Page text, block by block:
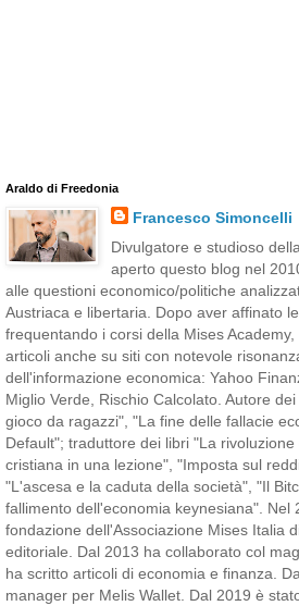
Araldo di Freedonia
Francesco Simoncelli
Divulgatore e studioso
aperto questo blog nel
alle questioni economico/politiche
Austriaca e libertaria. Dopo aver affinato
frequentando i corsi della Mises
articoli anche su siti con notevole
dell'informazione economica: Yahoo
Miglio Verde, Rischio Calcolato. Autore
gioco da ragazzi", "La fine delle fallacie
Default"; traduttore dei libri "La
cristiana in una lezione", "Imposta sul
"L'ascesa e la caduta della società", "Il
fallimento dell'economia keynesiana". Nel
fondazione dell'Associazione Mises Italia
editoriale. Dal 2013 ha collaborato col
ha scritto articoli di economia e finanza.
manager per Melis Wallet. Dal 2019 è